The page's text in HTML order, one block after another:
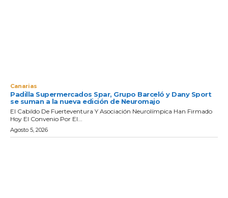
Canarias
Padilla Supermercados Spar, Grupo Barceló y Dany Sport
se suman a la nueva edición de Neuromajo
El Cabildo De Fuerteventura Y Asociación Neurolímpica Han Firmado
Hoy El Convenio Por El...
Agosto 5, 2026